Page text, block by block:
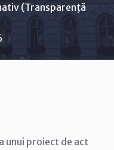
(Transparenţă
proiect de act